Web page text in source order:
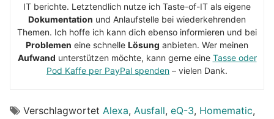
IT berichte. Letztendlich nutze ich Taste-of-IT als eigene
Dokumentation und Anlaufstelle bei wiederkehrenden
Themen. Ich hoffe ich kann dich ebenso informieren und bei
Problemen eine schnelle Lösung anbieten. Wer meinen
Aufwand unterstützen möchte, kann gerne eine Tasse oder
Pod Kaffe per PayPal spenden – vielen Dank.
Verschlagwortet Alexa, Ausfall, eQ-3, Homematic,